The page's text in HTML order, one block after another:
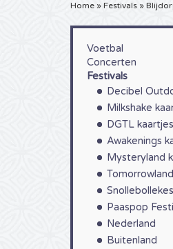
Home » Festivals »
Voetbal
Concerten
Festivals
Decibel
Milkshake
DGTL kaartjes
Awakenings
Mysteryland
Paaspop
Nederland
Buitenland